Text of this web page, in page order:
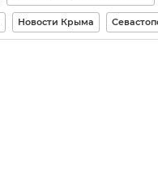
Новости Крыма